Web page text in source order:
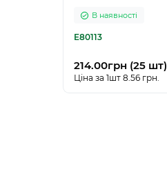
В наявності
E80113
214.00грн (25 шт)
Ціна за 1шт 8.56 грн.